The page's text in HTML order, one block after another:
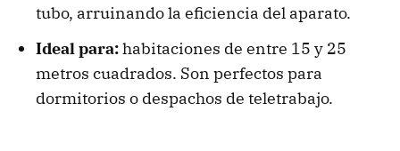
tubo, arruinando la eficiencia del aparato.
Ideal para:habitaciones de entre 15 y 25
metros cuadrados. Son perfectos para
dormitorios o despachos de teletrabajo.